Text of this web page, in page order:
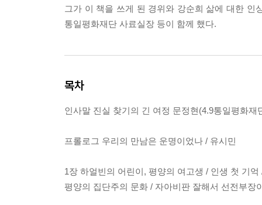
그가 이 책을 쓰게 된 경위와 강순희 삶에 대한 인
통일평화재단 사료실장 등이 함께 했다.
목차
인사말 진실 찾기의 긴 여정 문정현(4.9통일평화재
프롤로그 우리의 만남은 운명이었나 / 유시민
1장 하얼빈의 어린이, 평양의 여고생 / 인생 첫 기
평양의 집단주의 문화 / 자아비판 잘해서 선전부장